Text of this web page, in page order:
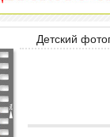
Детский